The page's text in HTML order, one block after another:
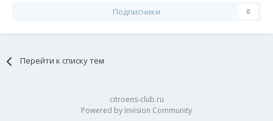
Подписчики 0
Перейти к списку тем
citroens-club.ru
Powered by Invision Community